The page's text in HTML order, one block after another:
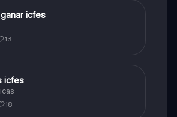
icfes
13
icfes
18